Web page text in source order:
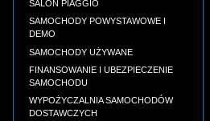
SALON PIAGGIO
SAMOCHODY POWYSTAWOWE I
DEMO
SAMOCHODY UŻYWANE
FINANSOWANIE I UBEZPIECZENIE
SAMOCHODU
WYPOŻYCZALNIA SAMOCHODÓW
DOSTAWCZYCH